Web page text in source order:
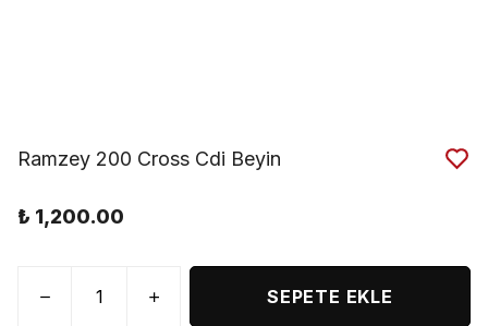
Ramzey 200 Cross Cdi Beyin
₺ 1,200.00
SEPETE EKLE